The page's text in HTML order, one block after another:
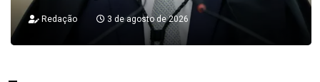
Redação 3 de agosto de 2026